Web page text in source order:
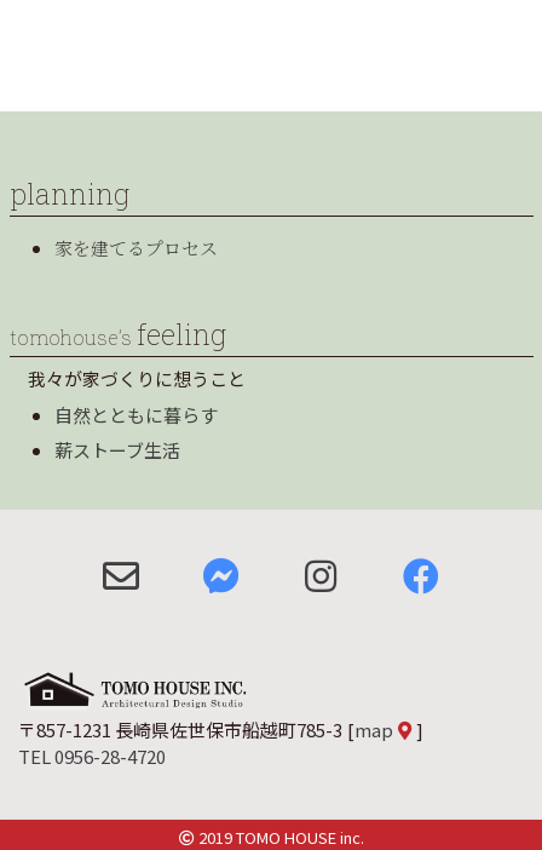
planning
家を建てるプロセス
tomohouse’s feeling
我々が家づくりに想うこと
自然とともに暮らす
薪ストーブ生活
〒857-1231 長崎県佐世保市船越町785-3 [map
]
TEL 0956-28-4720
2019 TOMO HOUSE inc.